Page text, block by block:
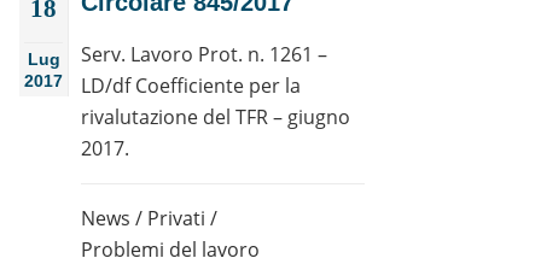
18
Lug
2017
Serv. Lavoro Prot. n. 1261 –
LD/df Coefficiente per la
rivalutazione del TFR – giugno
2017.
News / Privati /
Problemi del lavoro